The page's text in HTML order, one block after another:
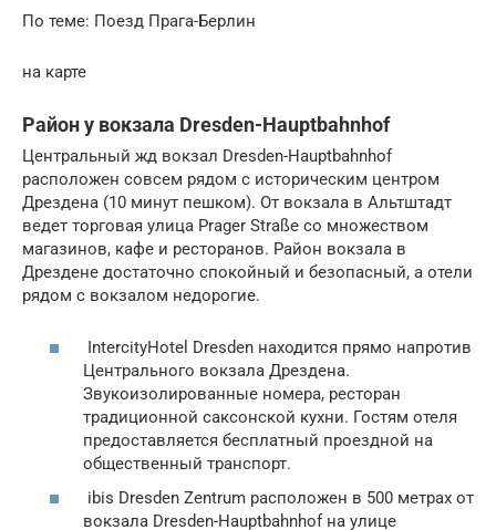
По теме: Поезд Прага-Берлин
на карте
Район у вокзала Dresden-Hauptbahnhof
Центральный жд вокзал Dresden-Hauptbahnhof
расположен совсем рядом с историческим центром
Дрездена (10 минут пешком). От вокзала в Альтштадт
ведет торговая улица Prager Straße со множеством
магазинов, кафе и ресторанов. Район вокзала в
Дрездене достаточно спокойный и безопасный, а отели
рядом с вокзалом недорогие.
IntercityHotel Dresden находится прямо напротив
Центрального вокзала Дрездена.
Звукоизолированные номера, ресторан
традиционной саксонской кухни. Гостям отеля
предоставляется бесплатный проездной на
общественный транспорт.
ibis Dresden Zentrum расположен в 500 метрах от
вокзала Dresden-Hauptbahnhof на улице